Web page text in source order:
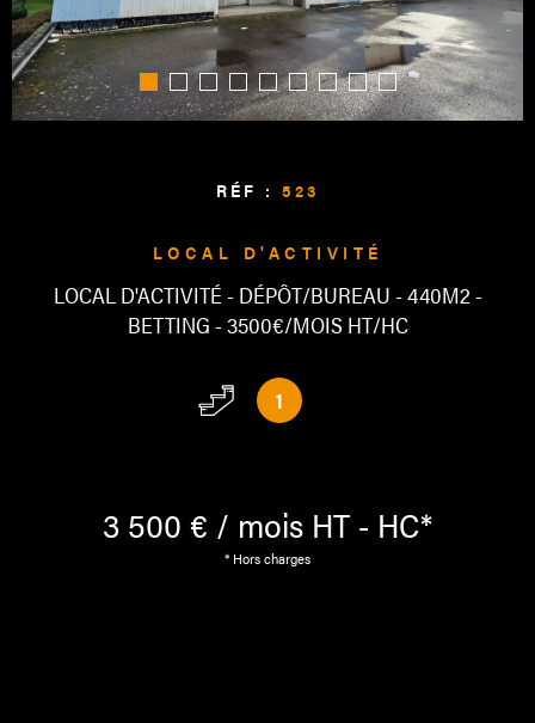
RÉF :523
LOCAL D'ACTIVITÉ
LOCAL D'ACTIVITÉ - DÉPÔT/BUREAU - 440M2 -
BETTING - 3500€/MOIS HT/HC
1
3 500 € / mois HT - HC*
* Hors charges